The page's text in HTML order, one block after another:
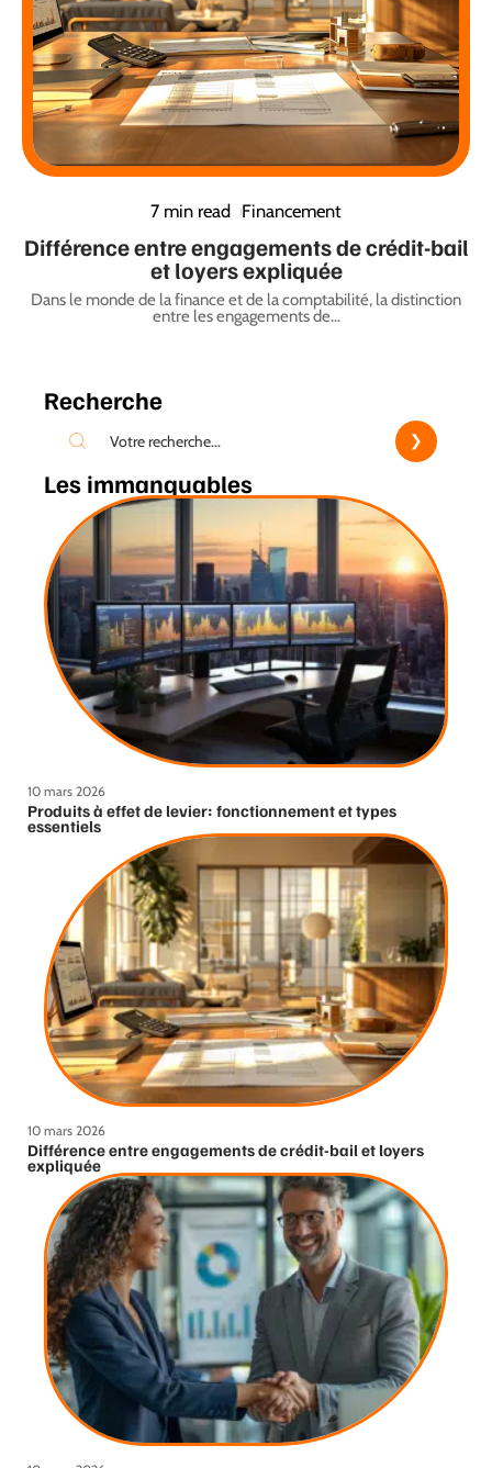
7 min read Financement
Différence entre engagements de crédit-bail
et loyers expliquée
Dans le monde de la finance et de la comptabilité, la distinction
entre les engagements de…
Recherche
Les immanquables
10 mars 2026
Produits à effet de levier: fonctionnement et types
essentiels
10 mars 2026
Différence entre engagements de crédit-bail et loyers
expliquée